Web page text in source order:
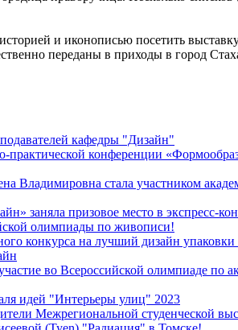
и иконописью посетить
переданы в приходы в город
кафедры "Дизайн"
практической конференции
Владимировна стала участником
заняла призовое место в экспресс-
олимпиады по живописи!
конкурса на лучший дизайн
во Всероссийской олимпиаде по
идей "Интерьеры улиц" 2023
Межрегиональной студенческой